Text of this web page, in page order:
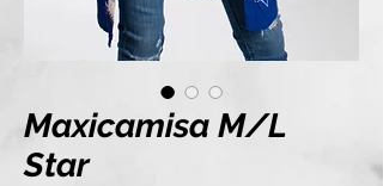
Maxicamisa M/L
Star